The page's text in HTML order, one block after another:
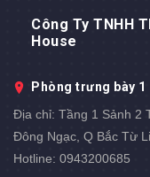
Công Ty TNHH
House
Phòng trưng bày 1
Địa chỉ: Tầng 1 Sảnh 2
Đông Ngạc, Q Bắc Từ
Hotline: 0943200685